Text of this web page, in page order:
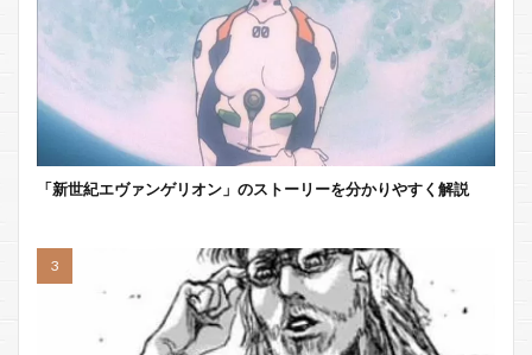
「新世紀エヴァンゲリオン」のストーリーを分かりやすく解説